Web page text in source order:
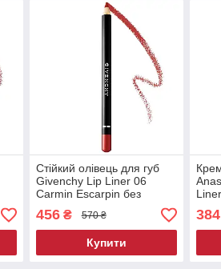
Стійкий олівець для губ
Givenchy Lip Liner 06
Carmin Escarpin без
456₴ 570 ₴
Купити
384